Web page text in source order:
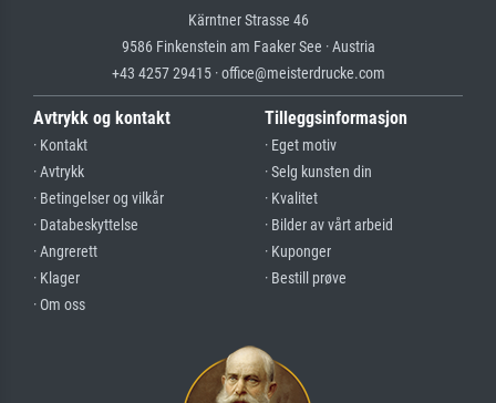
Kärntner Strasse 46
9586 Finkenstein am Faaker See · Austria
+43 4257 29415 · office@meisterdrucke.com
Avtrykk og kontakt
· Kontakt
· Avtrykk
· Betingelser og vilkår
· Databeskyttelse
· Angrerett
· Klager
· Om oss
Tilleggsinformasjon
· Eget motiv
· Selg kunsten din
· Kvalitet
· Bilder av vårt arbeid
· Kuponger
· Bestill prøve